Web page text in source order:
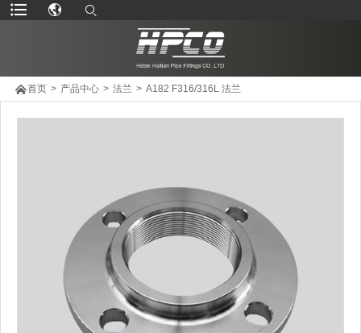
首页 > 产品中心 > 法兰 > A182 F316/316L 法兰